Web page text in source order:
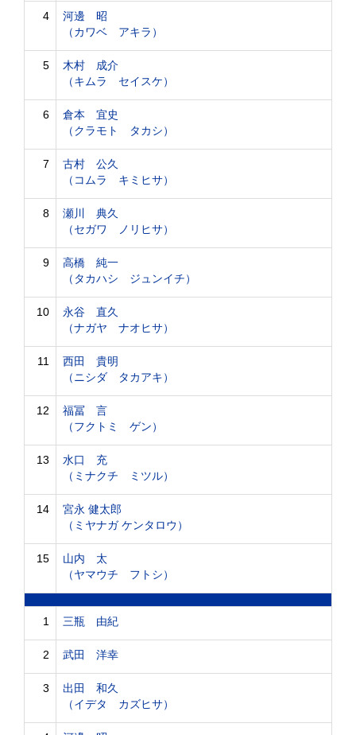
4
河邊 昭
（カワベ アキラ）
5
木村 成介
（キムラ セイスケ）
6
倉本 宜史
（クラモト タカシ）
7
古村 公久
（コムラ キミヒサ）
8
瀬川 典久
（セガワ ノリヒサ）
9
高橋 純一
（タカハシ ジュンイチ）
10
永谷 直久
（ナガヤ ナオヒサ）
11
西田 貴明
（ニシダ タカアキ）
12
福冨 言
（フクトミ ゲン）
13
水口 充
（ミナクチ ミツル）
14
宮永 健太郎
（ミヤナガ ケンタロウ）
15
山内 太
（ヤマウチ フトシ）
1 三瓶 由紀
2 武田 洋幸
3
出田 和久
（イデタ カズヒサ）